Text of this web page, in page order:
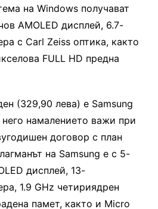
на Windows получават
AMOLED дисплей, 6.7-
с Carl Zeiss оптика, както
FULL HD предна
(329,90 лева) е Samsung
намалението важи при
договор с план
на Samsung e с 5-
дисплей, 13-
1.9 GHz четириядрен
памет, както и Micro